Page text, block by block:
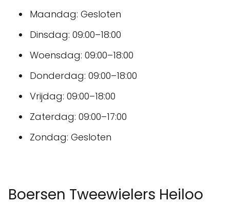
Maandag: Gesloten
Dinsdag: 09:00–18:00
Woensdag: 09:00–18:00
Donderdag: 09:00–18:00
Vrijdag: 09:00–18:00
Zaterdag: 09:00–17:00
Zondag: Gesloten
Boersen Tweewielers Heiloo